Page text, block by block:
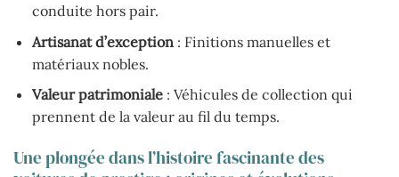
conduite hors pair.
Artisanat d’exception: Finitions manuelles et
matériaux nobles.
Valeur patrimoniale: Véhicules de collection qui
prennent de la valeur au fil du temps.
Une plongée dans l’histoire fascinante des